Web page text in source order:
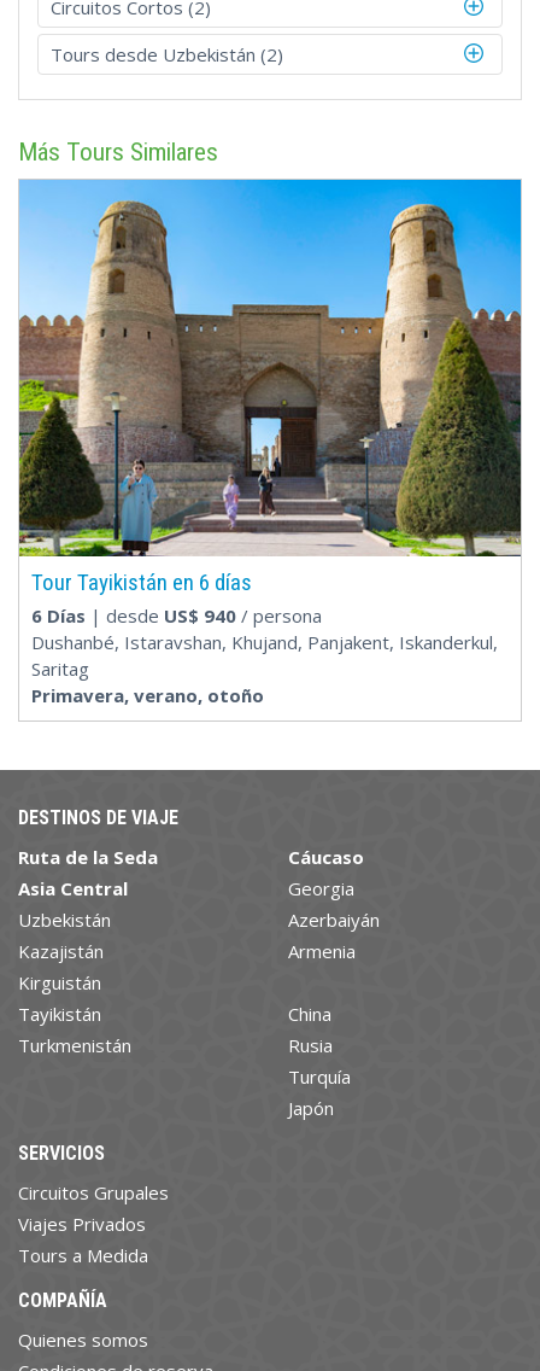
Circuitos Cortos (2)
Tours desde Uzbekistán (2)
Más Tours Similares
Tour Tayikistán en 6 días
6 Días | desde US$ 940 / persona
Dushanbé, Istaravshan, Khujand, Panjakent, Iskanderkul,
Saritag
Primavera, verano, otoño
DESTINOS DE VIAJE
Ruta de la Seda
Asia Central
Uzbekistán
Kazajistán
Kirguistán
Tayikistán
Turkmenistán
Cáucaso
Georgia
Azerbaiyán
Armenia
China
Rusia
Turquía
Japón
SERVICIOS
Circuitos Grupales
Viajes Privados
Tours a Medida
COMPAÑÍA
Quienes somos